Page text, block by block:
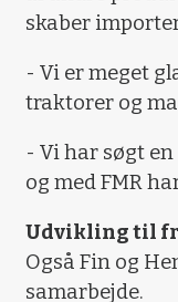
skaber
- Vi er meget
trak­torer og
- Vi har søgt
og med FMR
Udvikling til
Også Fin og
samarbejde.